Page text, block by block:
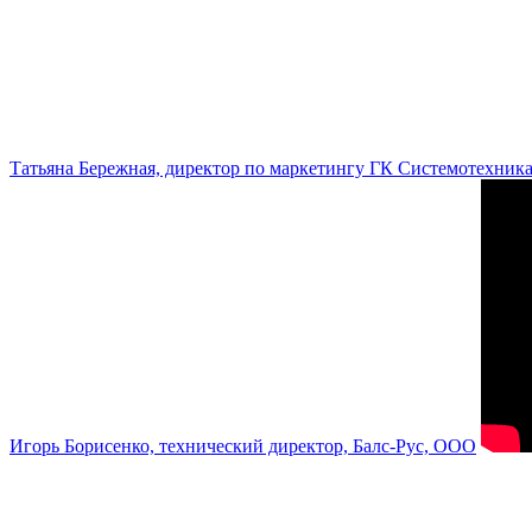
Татьяна Бережная, директор по маркетингу ГК Системотехника
Игорь Борисенко, технический директор, Балс-Рус, ООО